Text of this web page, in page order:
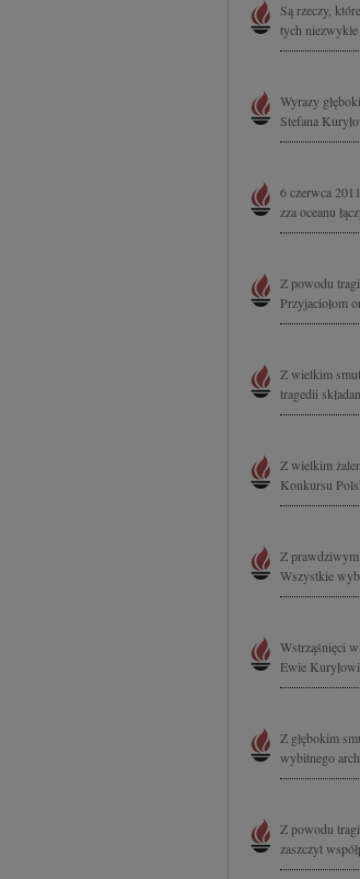
Są rzeczy,
tych niezwykle
Wyrazy
Stefana
6 czerwca
zza oceanu
Z powodu
Przyjaciołom
Z wielkim
tragedii
Z wielkim
Konkursu
Z prawdziwym
Wszystkie
Wstrząśnięci
Ewie
Z głębokim
wybitnego
Z powodu
zaszczyt